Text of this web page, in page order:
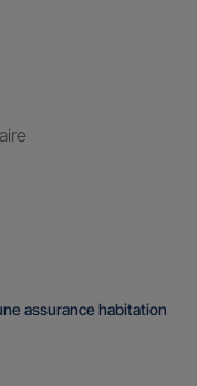
assurance habitation